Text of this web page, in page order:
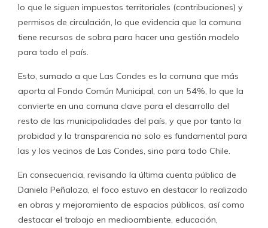
lo que le siguen impuestos territoriales (contribuciones) y
permisos de circulación, lo que evidencia que la comuna
tiene recursos de sobra para hacer una gestión modelo
para todo el país.
Esto, sumado a que Las Condes es la comuna que más
aporta al Fondo Común Municipal, con un 54%, lo que la
convierte en una comuna clave para el desarrollo del
resto de las municipalidades del país, y que por tanto la
probidad y la transparencia no solo es fundamental para
las y los vecinos de Las Condes, sino para todo Chile.
En consecuencia, revisando la última cuenta pública de
Daniela Peñaloza, el foco estuvo en destacar lo realizado
en obras y mejoramiento de espacios públicos, así como
destacar el trabajo en medioambiente, educación,